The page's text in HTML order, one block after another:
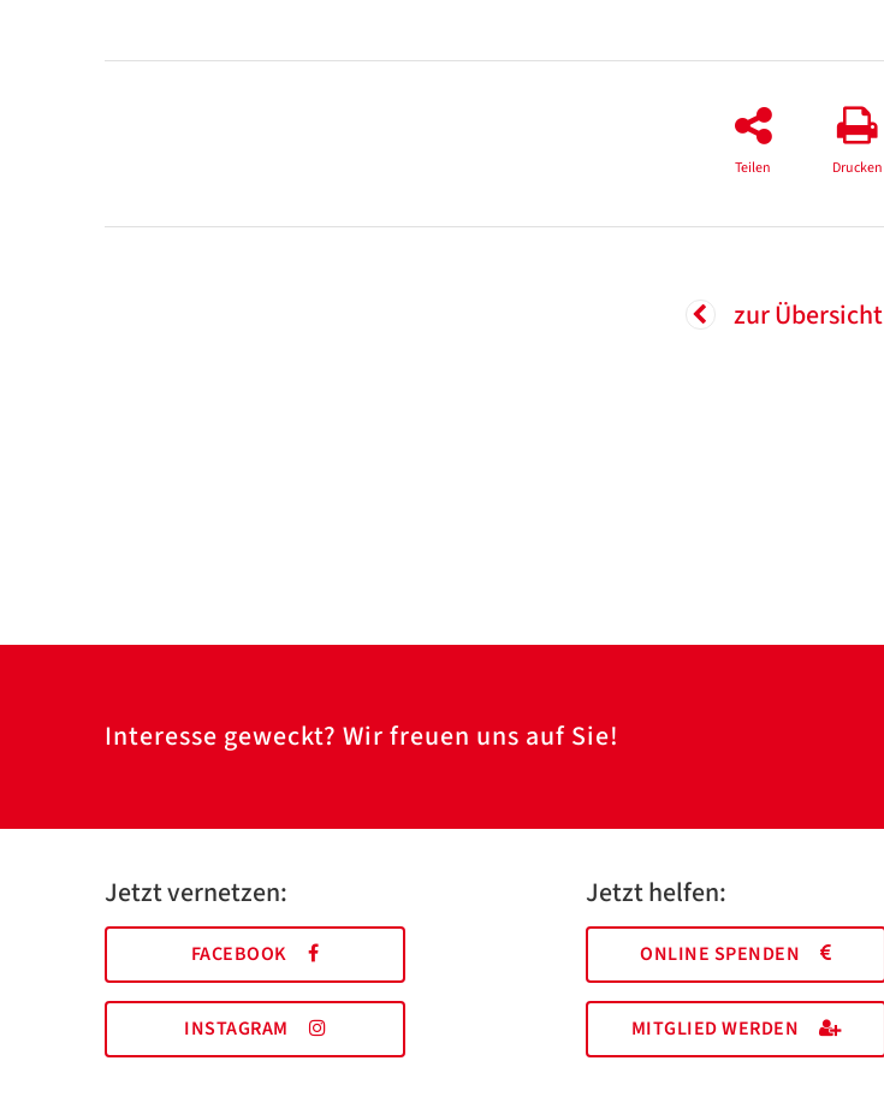
Teilen Drucken
zur Übersicht
Interesse geweckt? Wir freuen uns auf Sie!
Jetzt vernetzen:
FACEBOOK
INSTAGRAM
Jetzt helfen:
ONLINE SPENDEN
MITGLIED WERDEN